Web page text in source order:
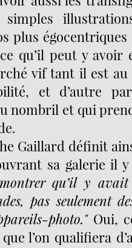
plus égocentriques
qu’il peut y avoir
vif tant il est
et d’autre
nombril et qui
Gaillard définit
sa galerie il
qu’il y avait
pas seulement
photo."Oui,
l’on qualifiera